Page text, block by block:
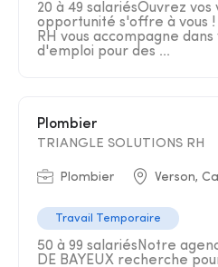
20 à 49 salariésOuvrez vos
opportunité s'offre à vous
RH vous accompagne
d'emploi pour des ...
Plombier
TRIANGLE SOLUTIONS RH
Plombier Verson,
Travail Temporaire
50 à 99 salariésNotre
DE BAYEUX recherche